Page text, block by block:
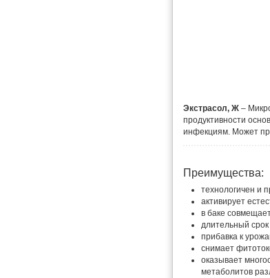
Экстрасол, Ж –
продуктивности
инфекциям. Может
Преимущества:
технологичен и
активирует
в баке
длительный
прибавка к
снимает
оказывает
метаболитов